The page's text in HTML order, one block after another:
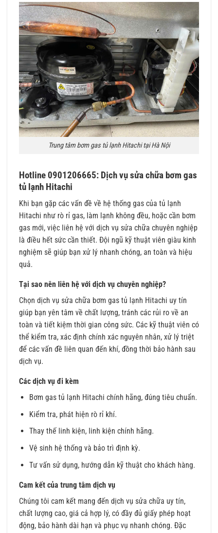
Trung tâm bơm gas tủ lạnh Hitachi tại Hà Nội
Hotline 0901206665: Dịch vụ sửa chữa bơm gas
tủ lạnh Hitachi
Khi bạn gặp các vấn đề về hệ thống gas của tủ lạnh
Hitachi như rò rỉ gas, làm lạnh không đều, hoặc cần bơm
gas mới, việc liên hệ với dịch vụ sửa chữa chuyên nghiệp
là điều hết sức cần thiết. Đội ngũ kỹ thuật viên giàu kinh
nghiệm sẽ giúp bạn xử lý nhanh chóng, an toàn và hiệu
quả.
Tại sao nên liên hệ với dịch vụ chuyên nghiệp?
Chọn dịch vụ sửa chữa bơm gas tủ lạnh Hitachi uy tín
giúp bạn yên tâm về chất lượng, tránh các rủi ro về an
toàn và tiết kiệm thời gian công sức. Các kỹ thuật viên có
thể kiểm tra, xác định chính xác nguyên nhân, xử lý triệt
để các vấn đề liên quan đến khí, đồng thời bảo hành sau
dịch vụ.
Các dịch vụ đi kèm
Bơm gas tủ lạnh Hitachi chính hãng, đúng tiêu chuẩn.
Kiểm tra, phát hiện rò rỉ khí.
Thay thế linh kiện, linh kiện chính hãng.
Vệ sinh hệ thống và bảo trì định kỳ.
Tư vấn sử dụng, hướng dẫn kỹ thuật cho khách hàng.
Cam kết của trung tâm dịch vụ
Chúng tôi cam kết mang đến dịch vụ sửa chữa uy tín,
chất lượng cao, giá cả hợp lý, có đầy đủ giấy phép hoạt
động, bảo hành dài hạn và phục vụ nhanh chóng. Đặc